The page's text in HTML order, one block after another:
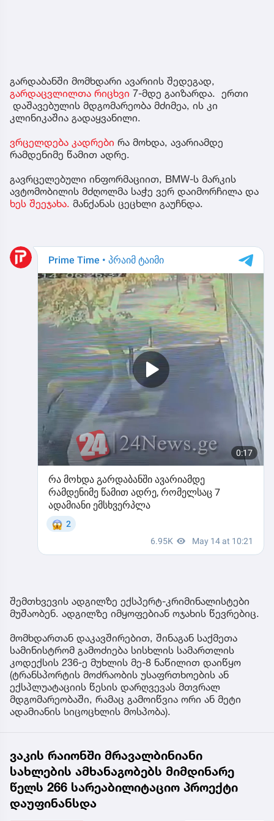
გარდაბანში მომხდარი ავარიის შედეგად,
გარდაცვლილთა რიცხვი 7-მდე გაიზარდა. ერთი
დაშავებულის მდგომარეობა მძიმეა, ის კი
კლინიკაშია გადაყვანილი.
ვრცელდება კადრები რა მოხდა, ავარიამდე
რამდენიმე წამით ადრე.
გავრცელებული ინფორმაციით, BMW-ს მარკის
ავტომობილის მძღოლმა საჭე ვერ დაიმორჩილა და
ხეს შეეჯახა. მანქანას ცეცხლი გაუჩნდა.
შემთხვევის ადგილზე ექსპერტ-კრიმინალისტები
მუშაობენ. ადგილზე იმყოფებიან ოჯახის წევრებიც.
მომხდართან დაკავშირებით, შინაგან საქმეთა
სამინისტრომ გამოძიება სისხლის სამართლის
კოდექსის 236-ე მუხლის მე-8 ნაწილით დაიწყო
(ტრანსპორტის მოძრაობის უსაფრთხოების ან
ექსპლუატაციის წესის დარღვევას მთვრალ
მდგომარეობაში, რამაც გამოიწვია ორი ან მეტი
ადამიანის სიცოცხლის მოსპობა).
ვაკის რაიონში მრავალბინიანი
სახლების ამხანაგობებს მიმდინარე
წელს 266 სარეაბილიტაციო პროექტი
დაუფინანსდა